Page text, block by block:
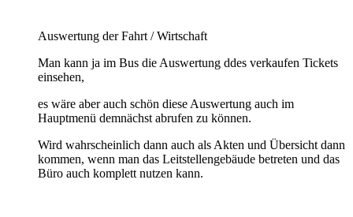
Auswertung der Fahrt / Wirtschaft
Man kann ja im Bus die Auswertung ddes verkaufen Tickets
einsehen,
es wäre aber auch schön diese Auswertung auch im
Hauptmenü demnächst abrufen zu können.
Wird wahrscheinlich dann auch als Akten und Übersicht dann
kommen, wenn man das Leitstellengebäude betreten und das
Büro auch komplett nutzen kann.